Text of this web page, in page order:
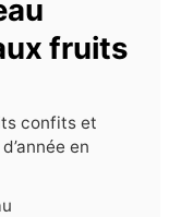
fruits
confits et
en